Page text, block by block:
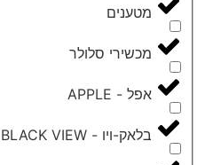
מטענים
מכשירי סלולר
אפל - APPLE
בלאק-ויו - BLACK VIEW